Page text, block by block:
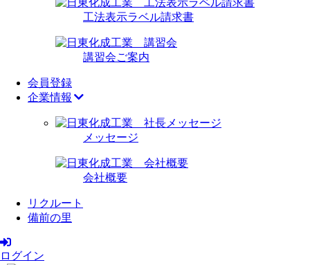
工法表示ラベル請求書
講習会ご案内
会員登録
企業情報
メッセージ
会社概要
リクルート
備前の里
ログイン